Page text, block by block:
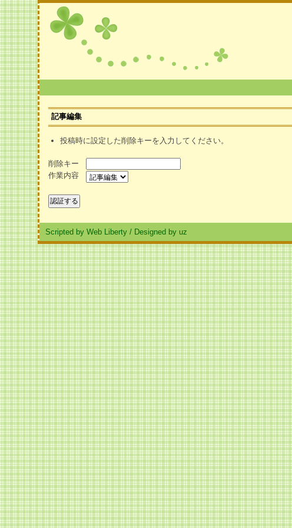
記事編集
投稿時に設定した削除キーを入力してください。
削除キー
作業内容
Scripted by Web Liberty / Designed by uz